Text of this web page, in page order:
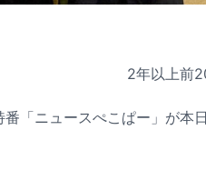
2年以上前
「ニュースぺこぱー」が本